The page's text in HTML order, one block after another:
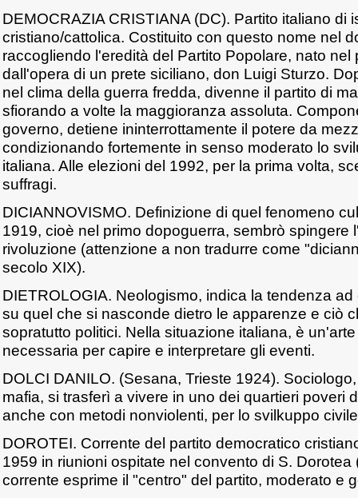
DEMOCRAZIA CRISTIANA (DC). Partito italiano di
cristiano/cattolica. Costituito con questo nome nel
raccogliendo l'eredità del Partito Popolare, nato nel
dall'opera di un prete siciliano, don Luigi Sturzo.
nel clima della guerra fredda, divenne il partito di
sfiorando a volte la maggioranza assoluta.
governo, detiene ininterrottamente il potere da
condizionando fortemente in senso moderato lo
italiana. Alle elezioni del 1992, per la prima volta,
suffragi.
DICIANNOVISMO. Definizione di quel fenomeno
1919, cioè nel primo dopoguerra, sembrò spingere
rivoluzione (attenzione a non tradurre come
secolo XIX).
DIETROLOGIA. Neologismo, indica la tendenza
su quel che si nasconde dietro le apparenze e ciò
sopratutto politici. Nella situazione italiana, è
necessaria per capire e interpretare gli eventi.
DOLCI DANILO. (Sesana, Trieste 1924).
mafia, si trasferì a vivere in uno dei quartieri poveri
anche con metodi nonviolenti, per lo svilkuppo
DOROTEI. Corrente del partito democratico
1959 in riunioni ospitate nel convento di S. Dorotea
corrente esprime il "centro" del partito, moderato e